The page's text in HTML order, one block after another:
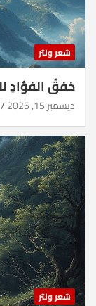
شعر ونثر
خفقُ الفؤادِ
ديسمبر 15, 2025
شعر ونثر